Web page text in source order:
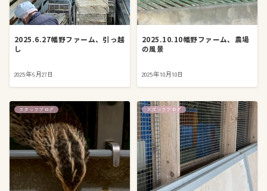
2025.6.27幡野ファーム、引っ越
し
2025年6月27日
2025.10.10幡野ファーム、農場
の風景
2025年10月10日
スタッフブログ スタッフブログ